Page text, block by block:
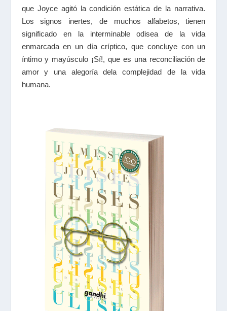
que Joyce agitó la condición estática de la narrativa.
Los signos inertes, de muchos alfabetos, tienen
significado en la interminable odisea de la vida
enmarcada en un día críptico, que concluye con un
íntimo y mayúsculo ¡Sí!, que es una reconciliación de
amor y una alegoría dela complejidad de la vida
humana.